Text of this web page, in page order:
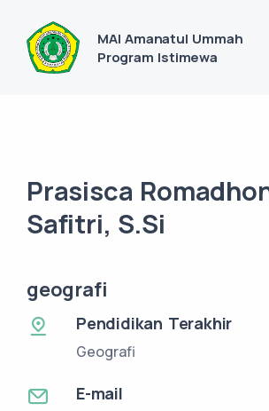
MAI Amanatul Ummah
Program Istimewa
Prasisca
Safitri, S.Si
geografi
Pendidikan Terakhir
Geografi
E-mail